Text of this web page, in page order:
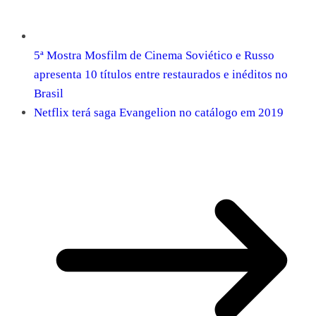
5ª Mostra Mosfilm de Cinema Soviético e Russo
apresenta 10 títulos entre restaurados e inéditos no
Brasil
Netflix terá saga Evangelion no catálogo em 2019